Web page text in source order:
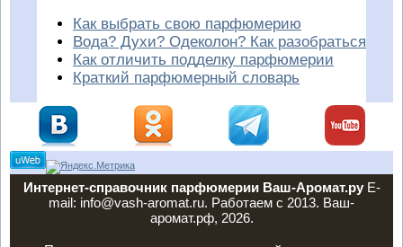
Как выбрать свою парфюмерию
Вода? Духи? Одеколон? Как разобраться
Как отличить подделку парфюмерии
Краткий парфюмерный словарь
Интернет-справочник парфюмерии Ваш-Аромат.руE-
mail: info@vash-aromat.ru. Работаем с 2013. Ваш-
аромат.рф, 2026.